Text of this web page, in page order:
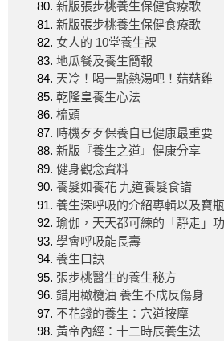
新版張步桃養生保健食療歌
新版張步桃養生保健食療歌
女人的 10堂養生課
地瓜餐及養生簡報
天冷！喝一點熱湯吧！菇菇雞
乾隆皇養生心法
梳頭
時機歹歹保養自已健康最重要
新版『養生之道』健康分享
健身觀念資料
養髮如養花 九道養髮食譜
養生深呼吸的介紹專輯以及寶
瑜伽，天天都可練的「靜走」
學會呼吸能長壽
養生口訣
張步桃醫生的養生秘方
錯用橄欖油 養生不成反傷身
不花錢的養生：穴道按摩
黃帝內經：十二時辰養生法